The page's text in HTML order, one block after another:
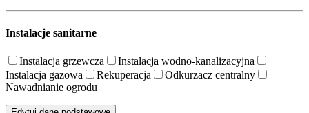
Instalacje sanitarne
Instalacja grzewcza
Instalacja wodno-kanalizacyjna
Instalacja gazowa
Rekuperacja
Odkurzacz centralny
Nawadnianie ogrodu